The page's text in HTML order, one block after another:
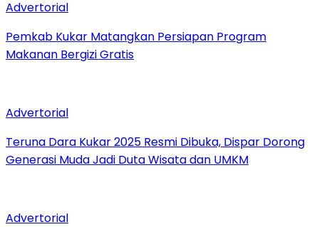
Advertorial
Pemkab Kukar Matangkan Persiapan Program
Makanan Bergizi Gratis
Advertorial
Teruna Dara Kukar 2025 Resmi Dibuka, Dispar Dorong
Generasi Muda Jadi Duta Wisata dan UMKM
Advertorial